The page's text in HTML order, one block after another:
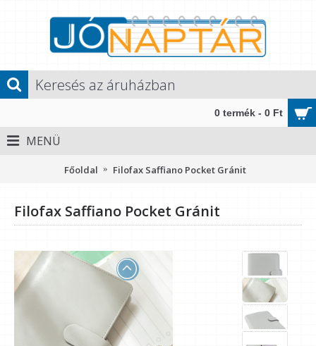
0 termék - 0 Ft
MENÜ
Főoldal Filofax Saffiano Pocket Gránit
Filofax Saffiano Pocket Gránit